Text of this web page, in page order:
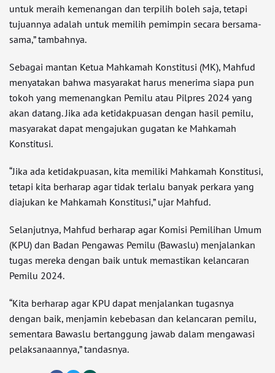
untuk meraih kemenangan dan terpilih boleh saja, tetapi
tujuannya adalah untuk memilih pemimpin secara bersama-
sama,” tambahnya.
Sebagai mantan Ketua Mahkamah Konstitusi (MK), Mahfud
menyatakan bahwa masyarakat harus menerima siapa pun
tokoh yang memenangkan Pemilu atau Pilpres 2024 yang
akan datang. Jika ada ketidakpuasan dengan hasil pemilu,
masyarakat dapat mengajukan gugatan ke Mahkamah
Konstitusi.
“Jika ada ketidakpuasan, kita memiliki Mahkamah Konstitusi,
tetapi kita berharap agar tidak terlalu banyak perkara yang
diajukan ke Mahkamah Konstitusi,” ujar Mahfud.
Selanjutnya, Mahfud berharap agar Komisi Pemilihan Umum
(KPU) dan Badan Pengawas Pemilu (Bawaslu) menjalankan
tugas mereka dengan baik untuk memastikan kelancaran
Pemilu 2024.
“Kita berharap agar KPU dapat menjalankan tugasnya
dengan baik, menjamin kebebasan dan kelancaran pemilu,
sementara Bawaslu bertanggung jawab dalam mengawasi
pelaksanaannya,” tandasnya.